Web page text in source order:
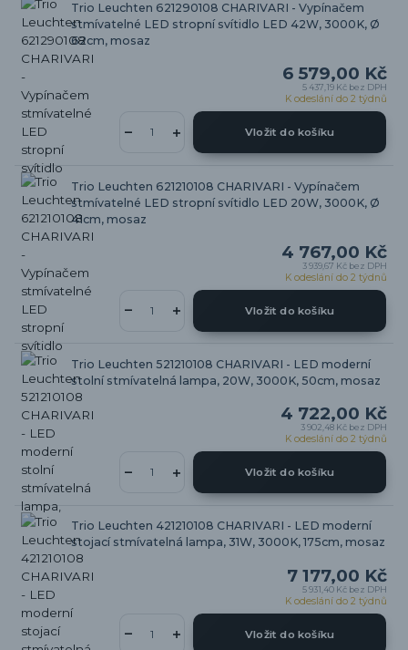
Trio Leuchten 621290108 CHARIVARI - Vypínačem
stmívatelné LED stropní svítidlo LED 42W, 3000K, Ø
62cm, mosaz
6 579,00 Kč
5 437,19 Kč bez DPH
K odeslání do 2 týdnů
Vložit do košíku
Trio Leuchten 621210108 CHARIVARI - Vypínačem
stmívatelné LED stropní svítidlo LED 20W, 3000K, Ø
41cm, mosaz
4 767,00 Kč
3 939,67 Kč bez DPH
K odeslání do 2 týdnů
Vložit do košíku
Trio Leuchten 521210108 CHARIVARI - LED moderní
stolní stmívatelná lampa, 20W, 3000K, 50cm, mosaz
4 722,00 Kč
3 902,48 Kč bez DPH
K odeslání do 2 týdnů
Vložit do košíku
Trio Leuchten 421210108 CHARIVARI - LED moderní
stojací stmívatelná lampa, 31W, 3000K, 175cm, mosaz
7 177,00 Kč
5 931,40 Kč bez DPH
K odeslání do 2 týdnů
Vložit do košíku